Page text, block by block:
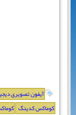
آیفون تصویری
کوماکس کدینگ